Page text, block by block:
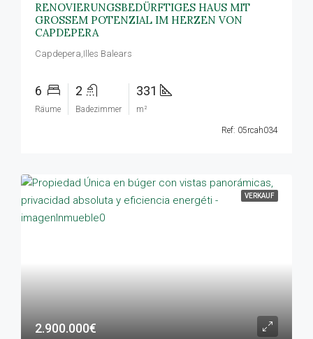
RENOVIERUNGSBEDÜRFTIGES HAUS MIT
GROSSEM POTENZIAL IM HERZEN VON
CAPDEPERA
Capdepera,Illes Balears
6
Räume
2
Badezimmer
331
m²
Ref: 05rcah034
VERKAUF
2.900.000€